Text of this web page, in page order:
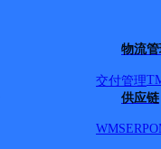
物流
交付管理
供应链
WMSERP
棣丰